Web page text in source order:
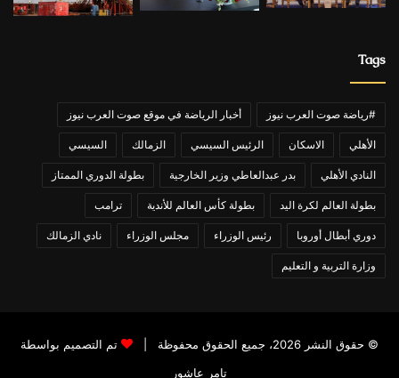
Tags
#رياضة صوت العرب نيوز أخبار الرياضة في موقع صوت العرب نيوز
الأهلي الاسكان الرئيس السيسي الزمالك السيسي
النادي الأهلي بدر عبدالعاطي وزير الخارجية بطولة الدوري الممتاز
بطولة العالم لكرة اليد بطولة كأس العالم للأندية ترامب
دوري أبطال أوروبا رئيس الوزراء مجلس الوزراء نادي الزمالك
وزارة التربية و التعليم
© حقوق النشر 2026، جميع الحقوق محفوظة |
تم التصميم بواسطة
تامر عاشور